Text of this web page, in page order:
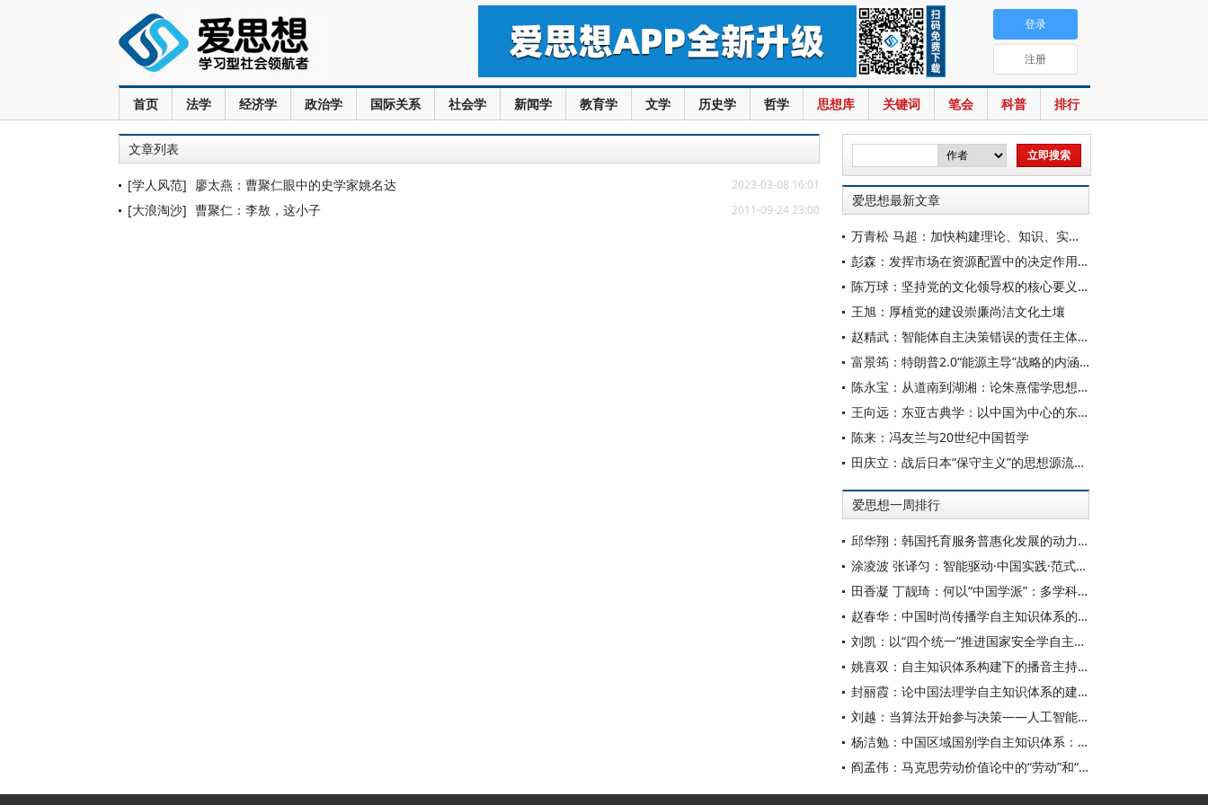
首页 法学 经济学 政治学 国际关系 社会学 新闻学 教育学 文学 历史学 哲学 思想库 关键词 笔会 科普 排行
登录
注册
文章列表
[学人风范] 廖太燕：曹聚仁眼中的史学家姚名达 2023-03-08 16:01
[大浪淘沙] 曹聚仁：李敖，这小子 2011-09-24 23:00
爱思想最新文章
万青松 马超：加快构建理论、知识、实践一体发展的区域国别自主知识体系
彭森：发挥市场在资源配置中的决定作用是中国改革的最基本经验
陈万球：坚持党的文化领导权的核心要义、历史必然性和科学方法
王旭：厚植党的建设崇廉尚洁文化土壤
赵精武：智能体自主决策错误的责任主体与边界
富景筠：特朗普2.0“能源主导”战略的内涵、举措与影响
陈永宝：从道南到湖湘：论朱熹儒学思想的演变
王向远：东亚古典学：以中国为中心的东亚学术文化共同体之建构
陈来：冯友兰与20世纪中国哲学
田庆立：战后日本“保守主义”的思想源流及核心价值探析
爱思想一周排行
邱华翔：韩国托育服务普惠化发展的动力机制、制度路径与政策效应
涂凌波 张译匀：智能驱动·中国实践·范式创新：“构建中国新闻传播学自主知识体系”专题研讨会综述
田香凝 丁靓琦：何以“中国学派”：多学科视野下中国特色新闻传播学建设的研究
赵春华：中国时尚传播学自主知识体系的内在逻辑与实践路径
刘凯：以“四个统一”推进国家安全学自主知识体系构建
姚喜双：自主知识体系构建下的播音主持高等专业教育研究
封丽霞：论中国法理学自主知识体系的建构
刘越：当算法开始参与决策——人工智能重塑全球治理的底层逻辑
杨洁勉：中国区域国别学自主知识体系：本原、借鉴和建构
阎孟伟：马克思劳动价值论中的“劳动”和“价值”概念